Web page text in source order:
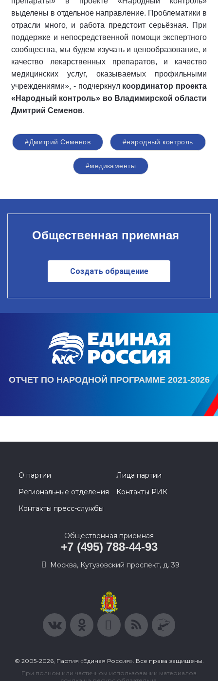
выделены в отдельное направление. Проблематики в
отрасли много, и работа предстоит серьёзная. При
поддержке и непосредственной помощи экспертного
сообщества, мы будем изучать и ценообразование, и
качество лекарственных препаратов, и качество
медицинских услуг, оказываемых профильными
учреждениями», - подчеркнул координатор проекта
«Народный контроль» во Владимирской области
Дмитрий Семенов.
#Дмитрий Семенов #народный контроль
#медикаменты
Общественная приемная
Создать обращение
ОТЧЕТ ПО НАРОДНОЙ ПРОГРАММЕ 2021-2026
О партии
Лица партии
Региональные отделения
Контакты РИК
Контакты пресс-службы
Общественная приемная
+7 (495) 788-44-93
Москва, Кутузовский проспект, д. 39
© 2005-2026, Партия «Единая Россия». Все права защищены.
При полном или частичном использовании материалов